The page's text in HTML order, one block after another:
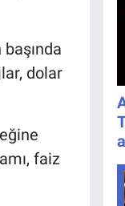
dolar
faiz